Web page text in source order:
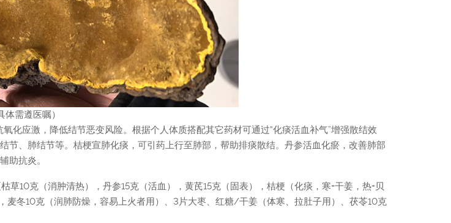
需遵医嘱）
化应激，降低结节恶变风险。根据个人体质搭配其它药材可通过“化痰活血补气”增强散结效
、肺结节等。桔梗宣肺化痰，可引药上行至肺部，帮助排痰散结。丹参活血化瘀，改善肺部
助抗炎。
草10克（消肿清热），丹参15克（活血），黄芪15克（固表），桔梗（化痰，寒+干姜，热+贝
冬10克（润肺防燥，容易上火者用）、3片大枣、红糖/干姜（体寒、拉肚子用）、茯苓10克